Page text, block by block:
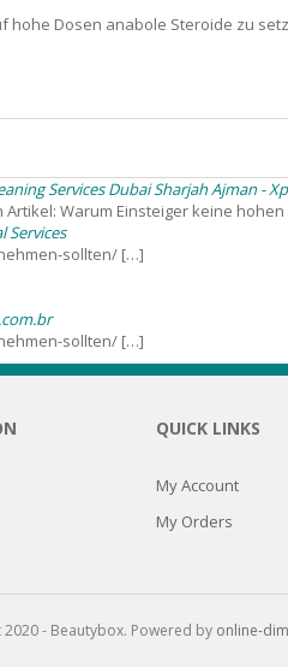
hohe Dosen anabole Steroide zu
Services Dubai Sharjah Ajman -
Warum Einsteiger keine
Services
sollten/ […]
sollten/ […]
QUICK LINKS
My Account
My Orders
- Beautybox. Powered by online-